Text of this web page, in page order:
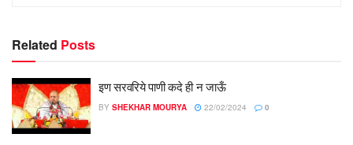
Related Posts
इण सरवरिये पाणी कदे ही न जाऊँ
BY SHEKHAR MOURYA 22/02/2024 0